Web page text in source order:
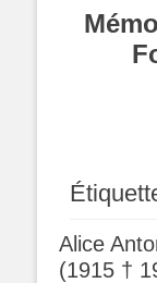
Alice
(1915 †